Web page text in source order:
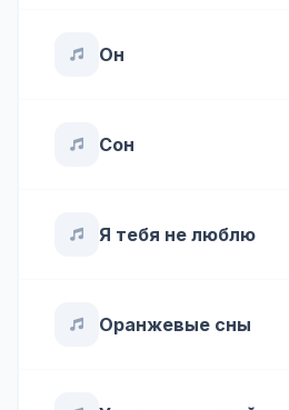
Он
Сон
Я тебя не люблю
Оранжевые сны